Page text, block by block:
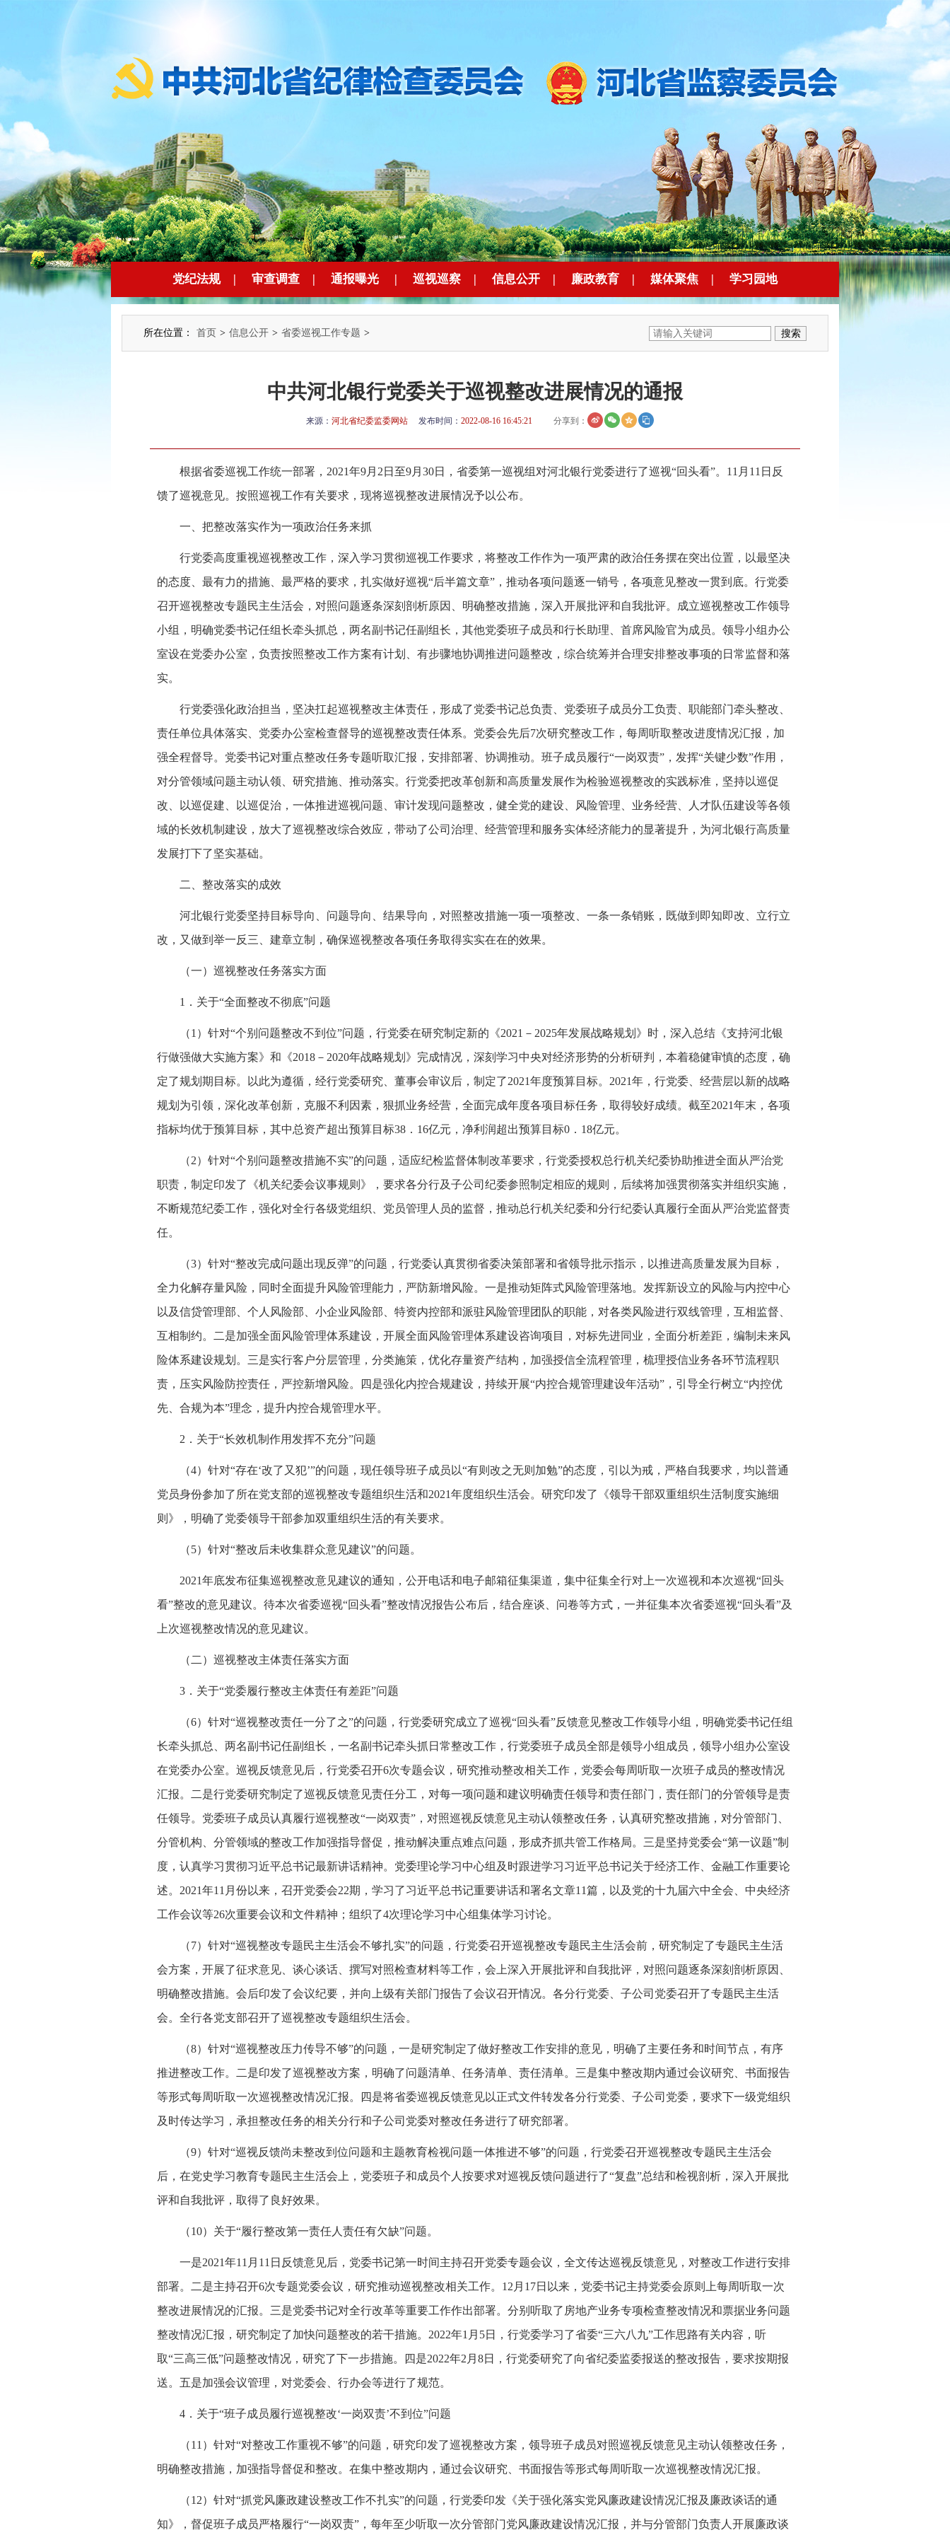
党纪法规 | 审查调查 | 通报曝光 | 巡视巡察 | 信息公开 | 廉政教育 | 媒体聚焦 | 学习园地
所在位置： 首页 > 信息公开 > 省委巡视工作专题 >
中共河北银行党委关于巡视整改进展情况的通报
来源： 河北省纪委监委网站 发布时间： 2022-08-16 16:45:21 分享到：
根据省委巡视工作统一部署，2021年9月2日至9月30日，省委第一巡视组对河北银行党委进行了巡视“回头看”。11月11日反
馈了巡视意见。按照巡视工作有关要求，现将巡视整改进展情况予以公布。
一、把整改落实作为一项政治任务来抓
行党委高度重视巡视整改工作，深入学习贯彻巡视工作要求，将整改工作作为一项严肃的政治任务摆在突出位置，以最坚决
的态度、最有力的措施、最严格的要求，扎实做好巡视“后半篇文章”，推动各项问题逐一销号，各项意见整改一贯到底。行党委
召开巡视整改专题民主生活会，对照问题逐条深刻剖析原因、明确整改措施，深入开展批评和自我批评。成立巡视整改工作领导
小组，明确党委书记任组长牵头抓总，两名副书记任副组长，其他党委班子成员和行长助理、首席风险官为成员。领导小组办公
室设在党委办公室，负责按照整改工作方案有计划、有步骤地协调推进问题整改，综合统筹并合理安排整改事项的日常监督和落
实。
行党委强化政治担当，坚决扛起巡视整改主体责任，形成了党委书记总负责、党委班子成员分工负责、职能部门牵头整改、
责任单位具体落实、党委办公室检查督导的巡视整改责任体系。党委会先后7次研究整改工作，每周听取整改进度情况汇报，加
强全程督导。党委书记对重点整改任务专题听取汇报，安排部署、协调推动。班子成员履行“一岗双责”，发挥“关键少数”作用，
对分管领域问题主动认领、研究措施、推动落实。行党委把改革创新和高质量发展作为检验巡视整改的实践标准，坚持以巡促
改、以巡促建、以巡促治，一体推进巡视问题、审计发现问题整改，健全党的建设、风险管理、业务经营、人才队伍建设等各领
域的长效机制建设，放大了巡视整改综合效应，带动了公司治理、经营管理和服务实体经济能力的显著提升，为河北银行高质量
发展打下了坚实基础。
二、整改落实的成效
河北银行党委坚持目标导向、问题导向、结果导向，对照整改措施一项一项整改、一条一条销账，既做到即知即改、立行立
改，又做到举一反三、建章立制，确保巡视整改各项任务取得实实在在的效果。
（一）巡视整改任务落实方面
1．关于“全面整改不彻底”问题
（1）针对“个别问题整改不到位”问题，行党委在研究制定新的《2021－2025年发展战略规划》时，深入总结《支持河北银
行做强做大实施方案》和《2018－2020年战略规划》完成情况，深刻学习中央对经济形势的分析研判，本着稳健审慎的态度，确
定了规划期目标。以此为遵循，经行党委研究、董事会审议后，制定了2021年度预算目标。2021年，行党委、经营层以新的战略
规划为引领，深化改革创新，克服不利因素，狠抓业务经营，全面完成年度各项目标任务，取得较好成绩。截至2021年末，各项
指标均优于预算目标，其中总资产超出预算目标38．16亿元，净利润超出预算目标0．18亿元。
（2）针对“个别问题整改措施不实”的问题，适应纪检监督体制改革要求，行党委授权总行机关纪委协助推进全面从严治党
职责，制定印发了《机关纪委会议事规则》，要求各分行及子公司纪委参照制定相应的规则，后续将加强贯彻落实并组织实施，
不断规范纪委工作，强化对全行各级党组织、党员管理人员的监督，推动总行机关纪委和分行纪委认真履行全面从严治党监督责
任。
（3）针对“整改完成问题出现反弹”的问题，行党委认真贯彻省委决策部署和省领导批示指示，以推进高质量发展为目标，
全力化解存量风险，同时全面提升风险管理能力，严防新增风险。一是推动矩阵式风险管理落地。发挥新设立的风险与内控中心
以及信贷管理部、个人风险部、小企业风险部、特资内控部和派驻风险管理团队的职能，对各类风险进行双线管理，互相监督、
互相制约。二是加强全面风险管理体系建设，开展全面风险管理体系建设咨询项目，对标先进同业，全面分析差距，编制未来风
险体系建设规划。三是实行客户分层管理，分类施策，优化存量资产结构，加强授信全流程管理，梳理授信业务各环节流程职
责，压实风险防控责任，严控新增风险。四是强化内控合规建设，持续开展“内控合规管理建设年活动”，引导全行树立“内控优
先、合规为本”理念，提升内控合规管理水平。
2．关于“长效机制作用发挥不充分”问题
（4）针对“存在‘改了又犯’”的问题，现任领导班子成员以“有则改之无则加勉”的态度，引以为戒，严格自我要求，均以普通
党员身份参加了所在党支部的巡视整改专题组织生活和2021年度组织生活会。研究印发了《领导干部双重组织生活制度实施细
则》，明确了党委领导干部参加双重组织生活的有关要求。
（5）针对“整改后未收集群众意见建议”的问题。
2021年底发布征集巡视整改意见建议的通知，公开电话和电子邮箱征集渠道，集中征集全行对上一次巡视和本次巡视“回头
看”整改的意见建议。待本次省委巡视“回头看”整改情况报告公布后，结合座谈、问卷等方式，一并征集本次省委巡视“回头看”及
上次巡视整改情况的意见建议。
（二）巡视整改主体责任落实方面
3．关于“党委履行整改主体责任有差距”问题
（6）针对“巡视整改责任一分了之”的问题，行党委研究成立了巡视“回头看”反馈意见整改工作领导小组，明确党委书记任组
长牵头抓总、两名副书记任副组长，一名副书记牵头抓日常整改工作，行党委班子成员全部是领导小组成员，领导小组办公室设
在党委办公室。巡视反馈意见后，行党委召开6次专题会议，研究推动整改相关工作，党委会每周听取一次班子成员的整改情况
汇报。二是行党委研究制定了巡视反馈意见责任分工，对每一项问题和建议明确责任领导和责任部门，责任部门的分管领导是责
任领导。党委班子成员认真履行巡视整改“一岗双责”，对照巡视反馈意见主动认领整改任务，认真研究整改措施，对分管部门、
分管机构、分管领域的整改工作加强指导督促，推动解决重点难点问题，形成齐抓共管工作格局。三是坚持党委会“第一议题”制
度，认真学习贯彻习近平总书记最新讲话精神。党委理论学习中心组及时跟进学习习近平总书记关于经济工作、金融工作重要论
述。2021年11月份以来，召开党委会22期，学习了习近平总书记重要讲话和署名文章11篇，以及党的十九届六中全会、中央经济
工作会议等26次重要会议和文件精神；组织了4次理论学习中心组集体学习讨论。
（7）针对“巡视整改专题民主生活会不够扎实”的问题，行党委召开巡视整改专题民主生活会前，研究制定了专题民主生活
会方案，开展了征求意见、谈心谈话、撰写对照检查材料等工作，会上深入开展批评和自我批评，对照问题逐条深刻剖析原因、
明确整改措施。会后印发了会议纪要，并向上级有关部门报告了会议召开情况。各分行党委、子公司党委召开了专题民主生活
会。全行各党支部召开了巡视整改专题组织生活会。
（8）针对“巡视整改压力传导不够”的问题，一是研究制定了做好整改工作安排的意见，明确了主要任务和时间节点，有序
推进整改工作。二是印发了巡视整改方案，明确了问题清单、任务清单、责任清单。三是集中整改期内通过会议研究、书面报告
等形式每周听取一次巡视整改情况汇报。四是将省委巡视反馈意见以正式文件转发各分行党委、子公司党委，要求下一级党组织
及时传达学习，承担整改任务的相关分行和子公司党委对整改任务进行了研究部署。
（9）针对“巡视反馈尚未整改到位问题和主题教育检视问题一体推进不够”的问题，行党委召开巡视整改专题民主生活会
后，在党史学习教育专题民主生活会上，党委班子和成员个人按要求对巡视反馈问题进行了“复盘”总结和检视剖析，深入开展批
评和自我批评，取得了良好效果。
（10）关于“履行整改第一责任人责任有欠缺”问题。
一是2021年11月11日反馈意见后，党委书记第一时间主持召开党委专题会议，全文传达巡视反馈意见，对整改工作进行安排
部署。二是主持召开6次专题党委会议，研究推动巡视整改相关工作。12月17日以来，党委书记主持党委会原则上每周听取一次
整改进展情况的汇报。三是党委书记对全行改革等重要工作作出部署。分别听取了房地产业务专项检查整改情况和票据业务问题
整改情况汇报，研究制定了加快问题整改的若干措施。2022年1月5日，行党委学习了省委“三六八九”工作思路有关内容，听
取“三高三低”问题整改情况，研究了下一步措施。四是2022年2月8日，行党委研究了向省纪委监委报送的整改报告，要求按期报
送。五是加强会议管理，对党委会、行办会等进行了规范。
4．关于“班子成员履行巡视整改‘一岗双责’不到位”问题
（11）针对“对整改工作重视不够”的问题，研究印发了巡视整改方案，领导班子成员对照巡视反馈意见主动认领整改任务，
明确整改措施，加强指导督促和整改。在集中整改期内，通过会议研究、书面报告等形式每周听取一次巡视整改情况汇报。
（12）针对“抓党风廉政建设整改工作不扎实”的问题，行党委印发《关于强化落实党风廉政建设情况汇报及廉政谈话的通
知》，督促班子成员严格履行“一岗双责”，每年至少听取一次分管部门党风廉政建设情况汇报，并与分管部门负责人开展廉政谈